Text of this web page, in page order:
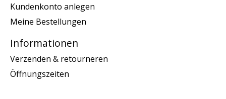
Kundenkonto anlegen
Meine Bestellungen
Informationen
Verzenden & retourneren
Öffnungszeiten